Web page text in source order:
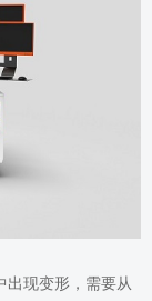
出现变形，需要从